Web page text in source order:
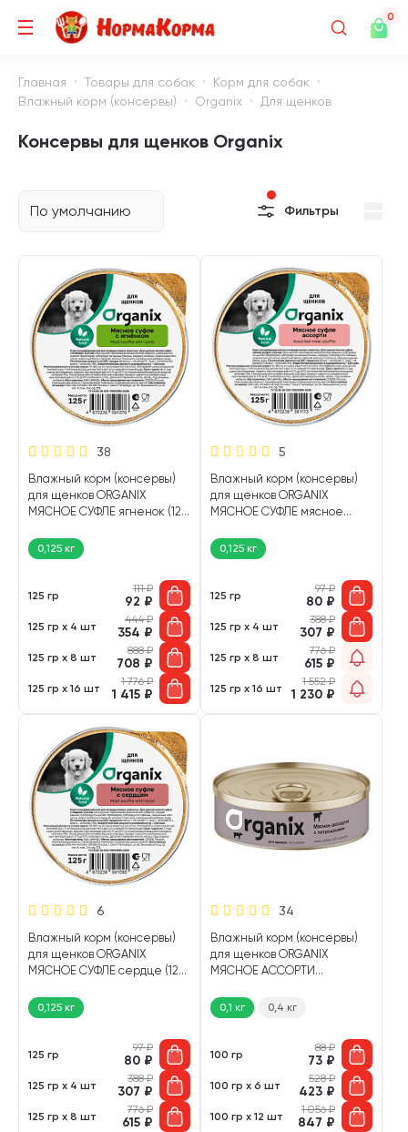
0
Главная Товары для собак
Корм для собак
Влажный корм (консервы)
Organix Для щенков
Консервы для щенков Organix
По умолчанию Фильтры
38
Влажный корм (консервы)
для щенков ORGANIX
МЯСНОЕ СУФЛЕ ягненок (125
0,125 кг
125 гр
111₽
92 ₽
125 гр х 4 шт
444₽
354 ₽
125 гр х 8 шт
888₽
708 ₽
125 гр х 16 шт
1 776₽
1 415 ₽
5
Влажный корм (консервы)
для щенков ORGANIX
МЯСНОЕ СУФЛЕ мясное
0,125 кг
125 гр
97₽
80 ₽
125 гр х 4 шт
388₽
307 ₽
125 гр х 8 шт
776₽
615 ₽
125 гр х 16 шт
1 552₽
1 230 ₽
6
Влажный корм (консервы)
для щенков ORGANIX
МЯСНОЕ СУФЛЕ сердце (125
0,125 кг
125 гр
97₽
80 ₽
125 гр х 4 шт
388₽
307 ₽
125 гр х 8 шт
776₽
615 ₽
34
Влажный корм (консервы)
для щенков ORGANIX
МЯСНОЕ АССОРТИ
0,1 кг 0,4 кг
100 гр
88₽
73 ₽
100 гр х 6 шт
528₽
423 ₽
100 гр х 12 шт
1 056₽
847 ₽